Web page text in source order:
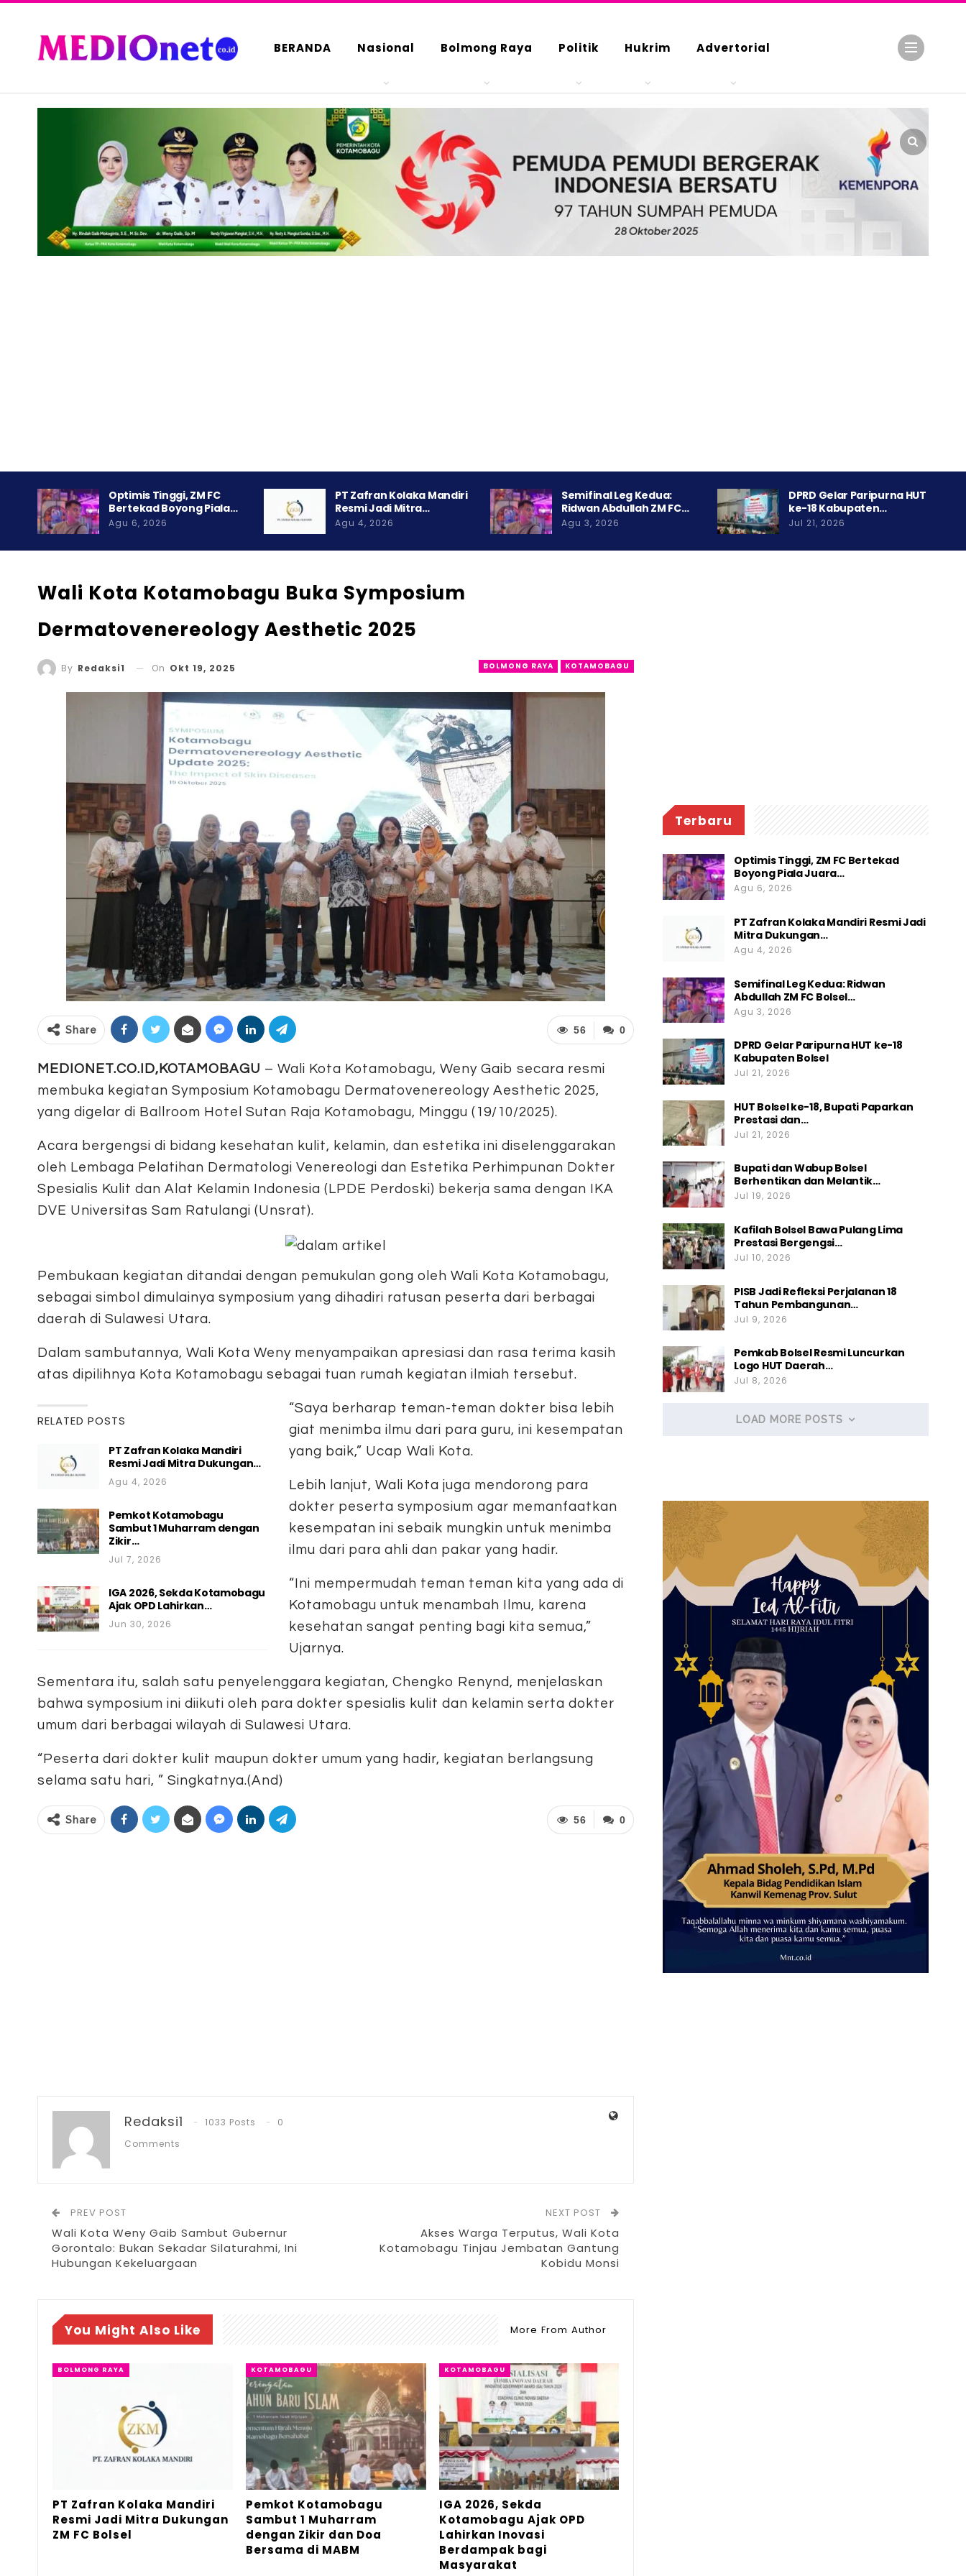
BERANDA Nasional Bolmong Raya Politik Hukrim Advertorial
Optimis Tinggi, ZM FC
Bertekad Boyong Piala…
Agu 6, 2026
PT Zafran Kolaka Mandiri
Resmi Jadi Mitra…
Agu 4, 2026
Semifinal Leg Kedua:
Ridwan Abdullah ZM FC…
Agu 3, 2026
DPRD Gelar Paripurna HUT
ke-18 Kabupaten…
Jul 21, 2026
Wali Kota Kotamobagu Buka Symposium
Dermatovenereology Aesthetic 2025
BOLMONG RAYA KOTAMOBAGU
By Redaksi1 On Okt 19, 2025
0
56
Share
MEDIONET.CO.ID,KOTAMOBAGU – Wali Kota Kotamobagu, Weny Gaib secara resmi
membuka kegiatan Symposium Kotamobagu Dermatovenereology Aesthetic 2025,
yang digelar di Ballroom Hotel Sutan Raja Kotamobagu, Minggu (19/10/2025).
Acara bergengsi di bidang kesehatan kulit, kelamin, dan estetika ini diselenggarakan
oleh Lembaga Pelatihan Dermatologi Venereologi dan Estetika Perhimpunan Dokter
Spesialis Kulit dan Alat Kelamin Indonesia (LPDE Perdoski) bekerja sama dengan IKA
DVE Universitas Sam Ratulangi (Unsrat).
Pembukaan kegiatan ditandai dengan pemukulan gong oleh Wali Kota Kotamobagu,
sebagai simbol dimulainya symposium yang dihadiri ratusan peserta dari berbagai
daerah di Sulawesi Utara.
Dalam sambutannya, Wali Kota Weny menyampaikan apresiasi dan rasa terima kasih
atas dipilihnya Kota Kotamobagu sebagai tuan rumah kegiatan ilmiah tersebut.
RELATED POSTS
PT Zafran Kolaka Mandiri
Resmi Jadi Mitra Dukungan…
Agu 4, 2026
Pemkot Kotamobagu
Sambut 1 Muharram dengan
Zikir…
Jul 7, 2026
IGA 2026, Sekda Kotamobagu
Ajak OPD Lahirkan…
Jun 30, 2026
“Saya berharap teman-teman dokter bisa lebih
giat menimba ilmu dari para guru, ini kesempatan
yang baik,” Ucap Wali Kota.
Lebih lanjut, Wali Kota juga mendorong para
dokter peserta symposium agar memanfaatkan
kesempatan ini sebaik mungkin untuk menimba
ilmu dari para ahli dan pakar yang hadir.
“Ini mempermudah teman teman kita yang ada di
Kotamobagu untuk menambah Ilmu, karena
kesehatan sangat penting bagi kita semua,”
Ujarnya.
Sementara itu, salah satu penyelenggara kegiatan, Chengko Renynd, menjelaskan
bahwa symposium ini diikuti oleh para dokter spesialis kulit dan kelamin serta dokter
umum dari berbagai wilayah di Sulawesi Utara.
“Peserta dari dokter kulit maupun dokter umum yang hadir, kegiatan berlangsung
selama satu hari, ” Singkatnya.(And)
0
56
Share
Redaksi1 1033 Posts
0
Comments
PREV POST
Wali Kota Weny Gaib Sambut Gubernur
Gorontalo: Bukan Sekadar Silaturahmi, Ini
Hubungan Kekeluargaan
NEXT POST
Akses Warga Terputus, Wali Kota
Kotamobagu Tinjau Jembatan Gantung
Kobidu Monsi
You Might Also Like More From Author
BOLMONG RAYA
PT Zafran Kolaka Mandiri
Resmi Jadi Mitra Dukungan
ZM FC Bolsel
KOTAMOBAGU
Pemkot Kotamobagu
Sambut 1 Muharram
dengan Zikir dan Doa
Bersama di MABM
KOTAMOBAGU
IGA 2026, Sekda
Kotamobagu Ajak OPD
Lahirkan Inovasi
Berdampak bagi
Masyarakat
Terbaru
Optimis Tinggi, ZM FC Bertekad
Boyong Piala Juara…
Agu 6, 2026
PT Zafran Kolaka Mandiri Resmi Jadi
Mitra Dukungan…
Agu 4, 2026
Semifinal Leg Kedua: Ridwan
Abdullah ZM FC Bolsel…
Agu 3, 2026
DPRD Gelar Paripurna HUT ke-18
Kabupaten Bolsel
Jul 21, 2026
HUT Bolsel ke-18, Bupati Paparkan
Prestasi dan…
Jul 21, 2026
Bupati dan Wabup Bolsel
Berhentikan dan Melantik…
Jul 19, 2026
Kafilah Bolsel Bawa Pulang Lima
Prestasi Bergengsi…
Jul 10, 2026
PISB Jadi Refleksi Perjalanan 18
Tahun Pembangunan…
Jul 9, 2026
Pemkab Bolsel Resmi Luncurkan
Logo HUT Daerah…
Jul 8, 2026
LOAD MORE POSTS